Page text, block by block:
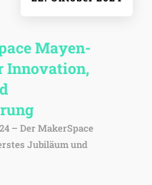
Mayen-
Inno­va­tion,
– Der MakerSpace
Jubiläum und